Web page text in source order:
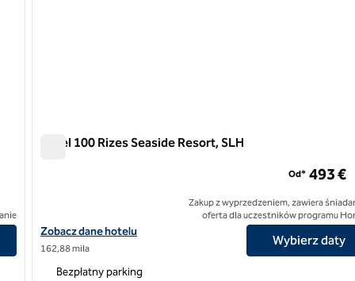
Hotel 100 Rizes Seaside Resort, SLH
Zobacz szczegóły hotelu 100 Rizes Seaside Resort, SLH Hotel
Zobacz dane hotelu
162,88 mila
Od* 493 €
Zakup z wyprzedzeniem, zawiera
oferta dla uczestników programu
Wybierz daty
Bezpłatny parking